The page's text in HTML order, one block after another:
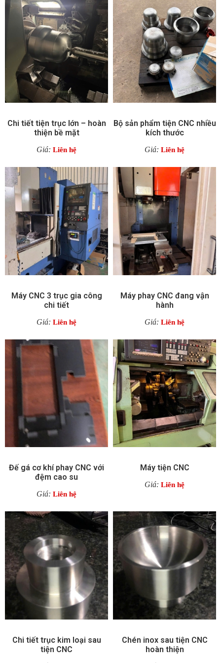
Chi tiết tiện trục lớn – hoàn
thiện bề mặt
Giá: Liên hệ
Bộ sản phẩm tiện CNC nhiều
kích thước
Giá: Liên hệ
Máy CNC 3 trục gia công
chi tiết
Giá: Liên hệ
Máy phay CNC đang vận
hành
Giá: Liên hệ
Đế gá cơ khí phay CNC với
đệm cao su
Giá: Liên hệ
Máy tiện CNC
Giá: Liên hệ
Chi tiết trục kim loại sau
tiện CNC
Chén inox sau tiện CNC
hoàn thiện